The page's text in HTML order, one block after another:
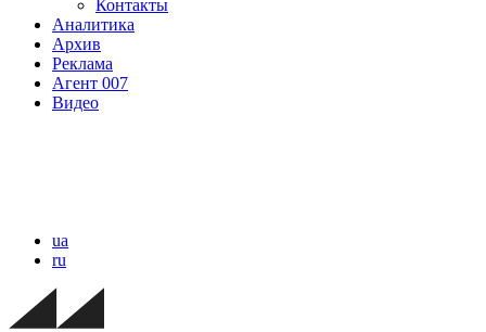
Контакты
Аналитика
Архив
Реклама
Агент 007
Видео
ua
ru